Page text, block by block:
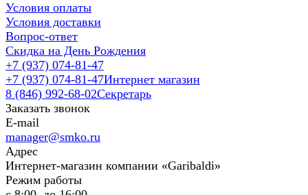
Условия оплаты
Условия доставки
Вопрос-ответ
Скидка на День Рождения
+7 (937) 074-81-47
+7 (937) 074-81-47Интернет магазин
8 (846) 992-68-02Секретарь
Заказать звонок
E-mail
manager@smko.ru
Адрес
Интернет-магазин компании «Garibaldi»
Режим работы